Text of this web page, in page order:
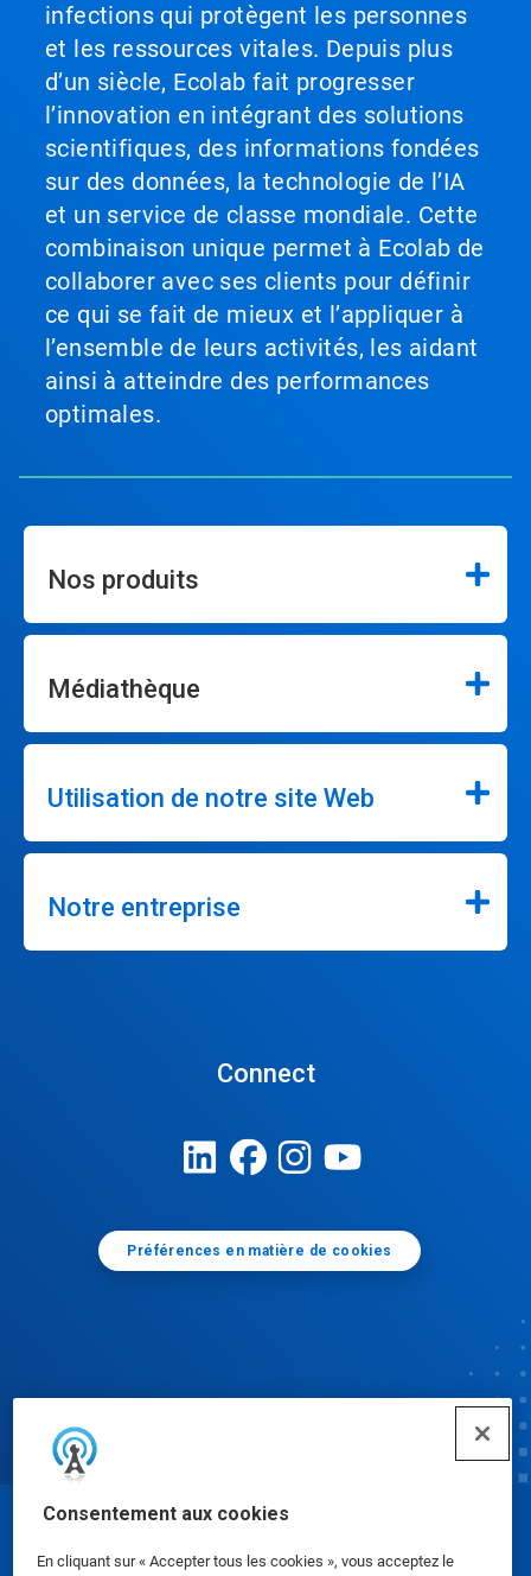
Consentement aux cookies
En cliquant sur « Accepter tous les cookies », vous acceptez le
infections qui protègent les personnes
et les ressources vitales. Depuis plus
d’un siècle, Ecolab fait progresser
l’innovation en intégrant des solutions
scientifiques, des informations fondées
sur des données, la technologie de l’IA
et un service de classe mondiale. Cette
combinaison unique permet à Ecolab de
collaborer avec ses clients pour définir
ce qui se fait de mieux et l’appliquer à
l’ensemble de leurs activités, les aidant
ainsi à atteindre des performances
optimales.
Nos produits
Médiathèque
Utilisation de notre site Web
Notre entreprise
Connect
Préférences en matière de cookies